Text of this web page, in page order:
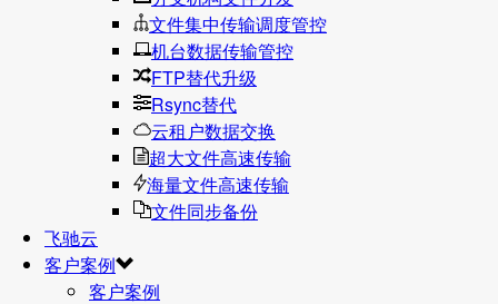
文件集中传输调度管控
机台数据传输管控
FTP替代升级
Rsync替代
云租户数据交换
超大文件高速传输
海量文件高速传输
文件同步备份
飞驰云
客户案例
客户案例